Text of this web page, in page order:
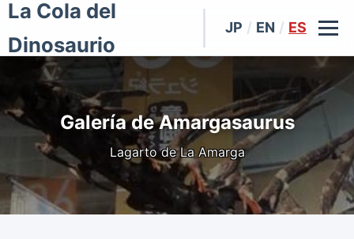
La Cola del
Dinosaurio
JP / EN / ES
Galería de Amargasaurus
Lagarto de La Amarga